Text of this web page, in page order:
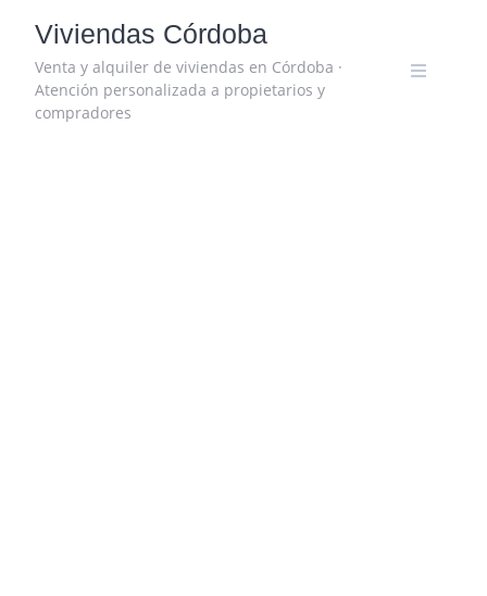
content
Viviendas Córdoba
Venta y alquiler de viviendas en Córdoba ·
Atención personalizada a propietarios y
compradores